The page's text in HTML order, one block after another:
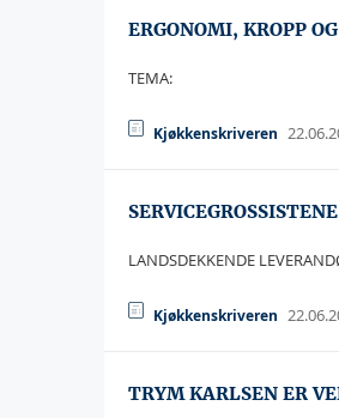
ERGONOMI, KROPP
TEMA:
Kjøkkenskriveren
LANDSDEKKENDE
Kjøkkenskriveren
TRYM KARLSEN ER